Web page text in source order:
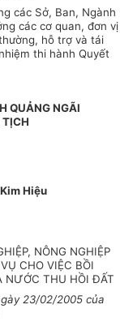
các Sở, Ban, Ngành
các cơ quan, đơn vị
hỗ trợ và tái
thi hành Quyết
QUẢNG NGÃI
TỊCH
Hiệu
NÔNG NGHIỆP
CHO VIỆC BỒI
NƯỚC THU HỒI ĐẤT
23/02/2005 của